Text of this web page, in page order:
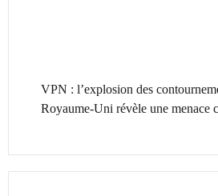
VPN : l’explosion des
Royaume-Uni révèle une menace